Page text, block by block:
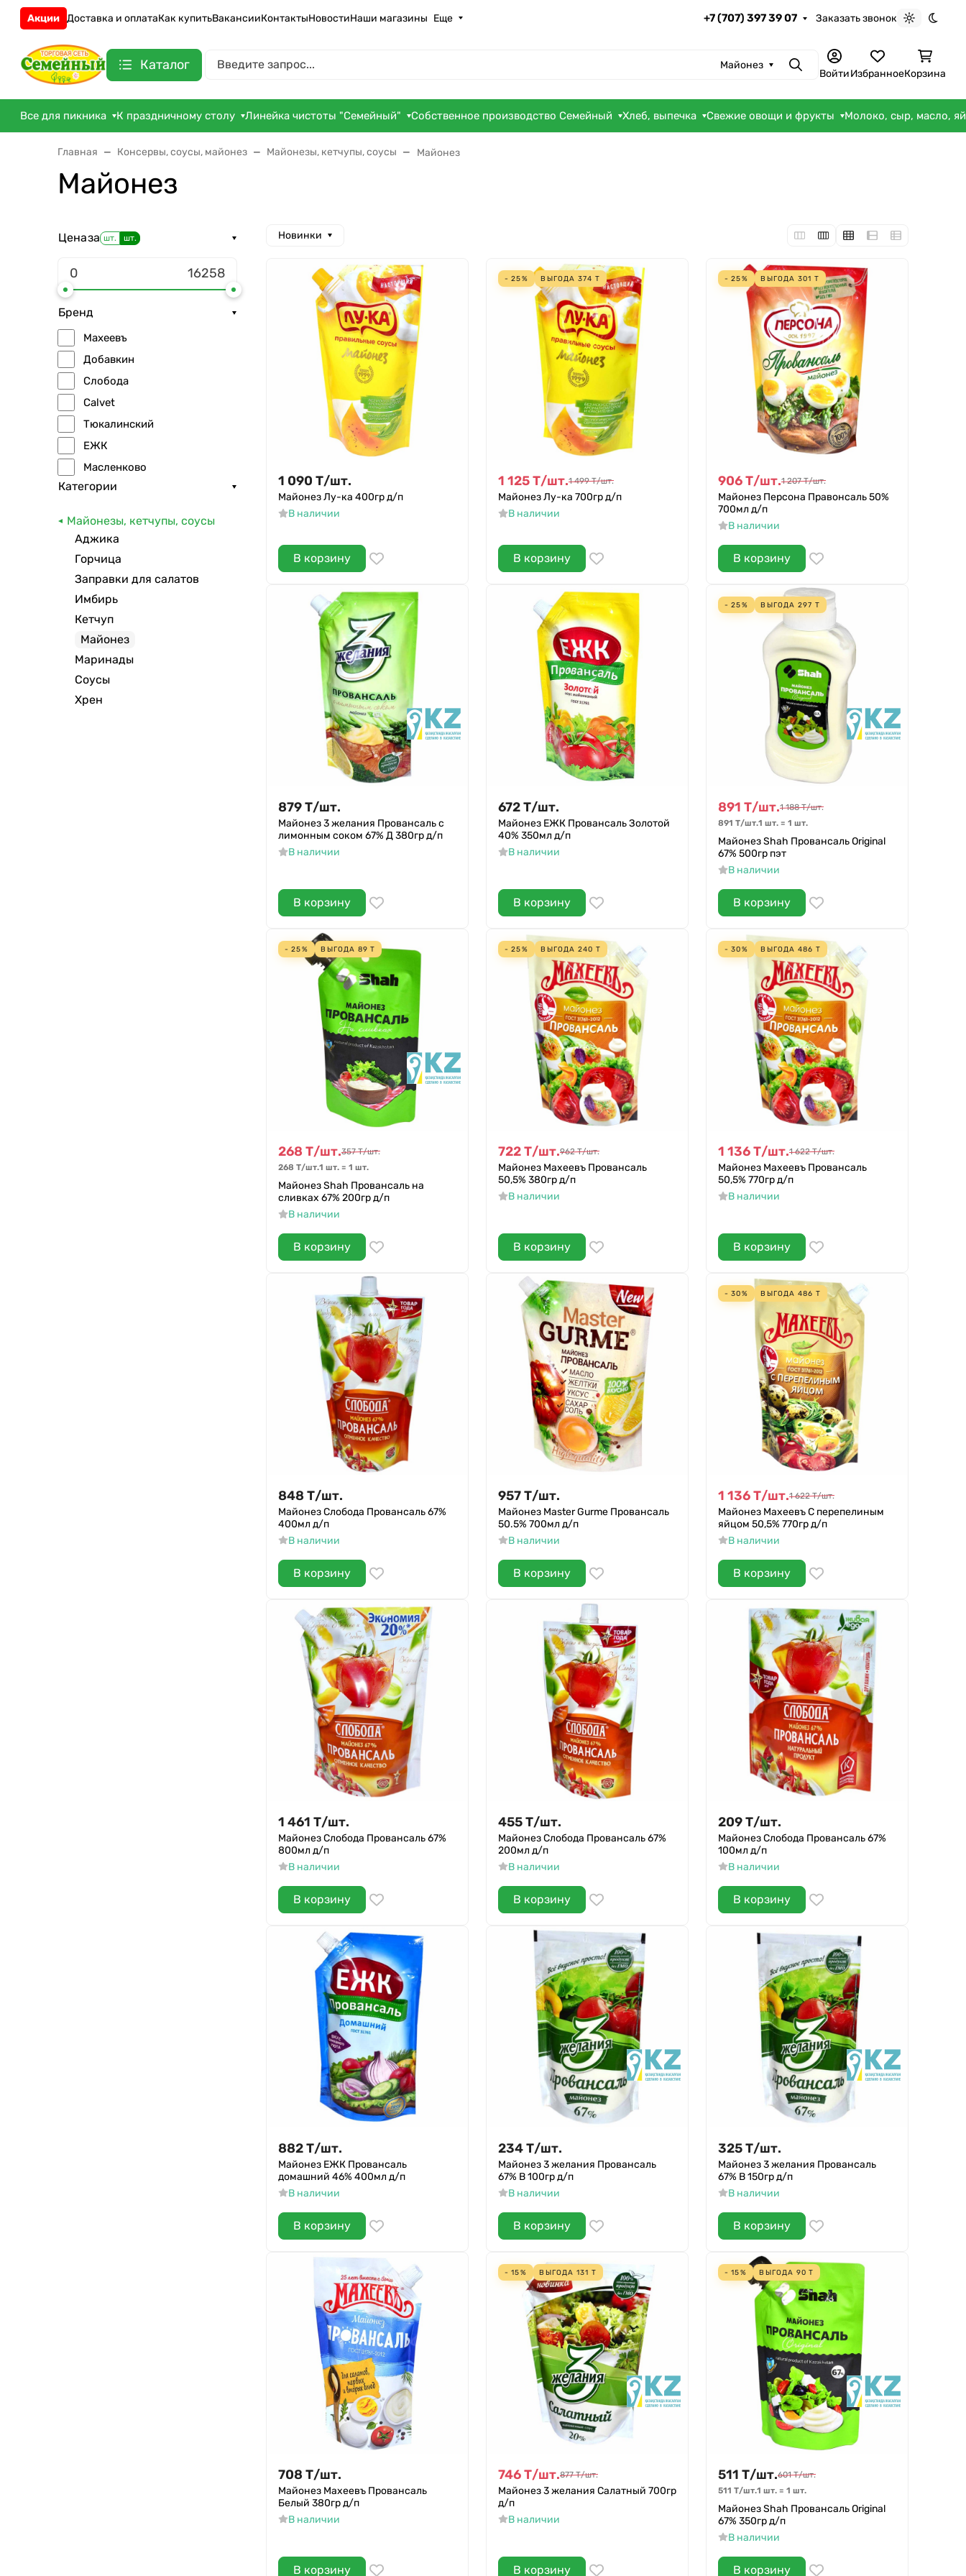
Акции Доставка и оплатаКак купитьВакансииКонтактыНовостиНаши магазины Еще +7 (707) 397 39 07 Заказать звонок
Светлая
Каталог Майонез ПоискВойтиИзбранноеКорзина
Все для пикника К праздничному столу Линейка чистоты "Семейный" Собственное производство Семейный Хлеб, выпечка Свежие овощи и фрукты Молоко, сыр, масло,
Главная Консервы, соусы, майонез Майонезы, кетчупы, соусы Майонез
Майонез
Ценаза шт. шт.
Бренд
Махеевъ
Добавкин
Слобода
Calvet
Тюкалинский
ЕЖК
Масленково
3 желания
Персона
Молком
Московский
АВС
Чудесница
Камако
Лу-ка
Shah
Категории
Майонезы, кетчупы, соусы
Аджика
Горчица
Заправки для салатов
Имбирь
Кетчуп
Майонез
Маринады
Соусы
Хрен
Новинки
1 090 Т/шт.
Майонез Лу-ка 400гр д/п
В наличии
В корзину
- 25% ВЫГОДА 374 Т
1 125Т/шт.1 499 Т/шт.
Майонез Лу-ка 700гр д/п
В наличии
В корзину
- 25% ВЫГОДА 301 Т
906Т/шт.1 207 Т/шт.
Майонез Персона Правонсаль 50%
700мл д/п
В наличии
В корзину
879Т/шт.
Майонез 3 желания Провансаль с
лимонным соком 67% Д 380гр д/п
В наличии
В корзину
672Т/шт.
Майонез ЕЖК Провансаль Золотой
40% 350мл д/п
В наличии
В корзину
- 25% ВЫГОДА 297 Т
891 Т/шт.1 188 Т/шт.
891 Т/шт.1 шт.= 1 шт.
Майонез Shah Провансаль Original
67% 500гр пэт
В наличии
В корзину
- 25% ВЫГОДА 89 Т
268 Т/шт.357 Т/шт.
268 Т/шт.1 шт. = 1 шт.
Майонез Shah Провансаль на
сливках 67% 200гр д/п
В наличии
В корзину
- 25% ВЫГОДА 240 Т
722Т/шт.962 Т/шт.
Майонез Махеевъ Провансаль
50,5% 380гр д/п
В наличии
В корзину
- 30% ВЫГОДА 486 Т
1 136Т/шт.1 622 Т/шт.
Майонез Махеевъ Провансаль
50,5% 770гр д/п
В наличии
В корзину
848 Т/шт.
Майонез Слобода Провансаль 67%
400мл д/п
В наличии
В корзину
957Т/шт.
Майонез Master Gurme Провансаль
50.5% 700мл д/п
В наличии
В корзину
- 30% ВЫГОДА 486 Т
1 136Т/шт.1 622 Т/шт.
Майонез Махеевъ С перепелиным
яйцом 50,5% 770гр д/п
В наличии
В корзину
1 461 Т/шт.
Майонез Слобода Провансаль 67%
800мл д/п
В наличии
В корзину
455Т/шт.
Майонез Слобода Провансаль 67%
200мл д/п
В наличии
В корзину
209Т/шт.
Майонез Слобода Провансаль 67%
100мл д/п
В наличии
В корзину
882Т/шт.
Майонез ЕЖК Провансаль
домашний 46% 400мл д/п
В наличии
В корзину
234Т/шт.
Майонез 3 желания Провансаль
67% В 100гр д/п
В наличии
В корзину
325Т/шт.
Майонез 3 желания Провансаль
67% В 150гр д/п
В наличии
В корзину
708 Т/шт.
Майонез Махеевъ Провансаль
Белый 380гр д/п
В наличии
В корзину
- 15% ВЫГОДА 131 Т
746Т/шт.877 Т/шт.
Майонез 3 желания Салатный 700гр
д/п
В наличии
В корзину
- 15% ВЫГОДА 90 Т
511 Т/шт.601 Т/шт.
511 Т/шт.1 шт.= 1 шт.
Майонез Shah Провансаль Original
67% 350гр д/п
В наличии
В корзину